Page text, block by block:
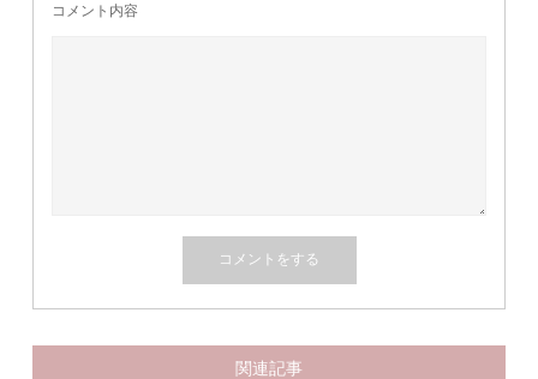
コメント内容
関連記事